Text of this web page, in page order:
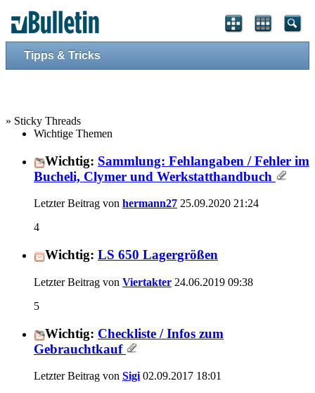
Tipps & Tricks
» Sticky Threads
Wichtige Themen
Wichtig: Sammlung: Fehlangaben / Fehler im
Bucheli, Clymer und Werkstatthandbuch
Letzter Beitrag von hermann27 25.09.2020 21:24
4
Wichtig: LS 650 Lagergrößen
Letzter Beitrag von Viertakter 24.06.2019 09:38
5
Wichtig: Checkliste / Infos zum
Gebrauchtkauf
Letzter Beitrag von Sigi 02.09.2017 18:01